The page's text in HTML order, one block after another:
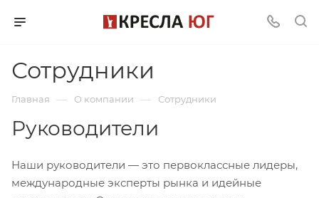
Сотрудники
Главная — О компании — Сотрудники
Руководители
Наши руководители — это первоклассные лидеры,
международные эксперты рынка и идейные